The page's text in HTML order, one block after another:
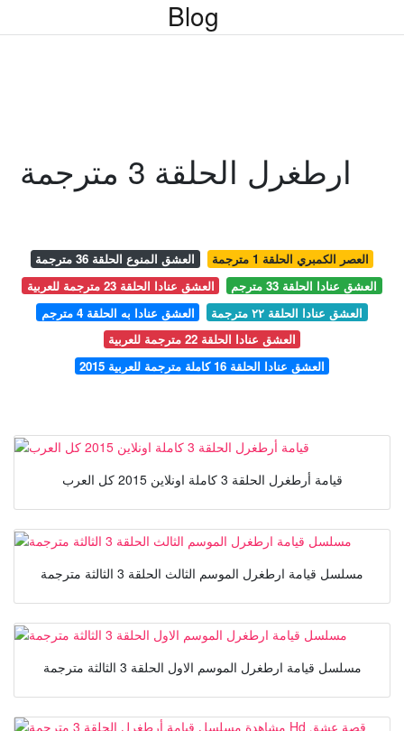
Blog
ارطغرل الحلقة 3 مترجمة
العشق المنوع الحلقة 36 مترجمة
العصر الكمبري الحلقة 1 مترجمة
العشق عنادا الحلقة 23 مترجمة للعربية
العشق عنادا الحلقة 33 مترجم
العشق عنادا به الحلقة 4 مترجم
العشق عنادا الحلقة ٢٢ مترجمة
العشق عنادا الحلقة 22 مترجمة للعربية
العشق عنادا الحلقة 16 كاملة مترجمة للعربية 2015
قيامة أرطغرل الحلقة 3 كاملة اونلاين 2015 كل العرب
مسلسل قيامة ارطغرل الموسم الثالث الحلقة 3 الثالثة مترجمة
مسلسل قيامة ارطغرل الموسم الاول الحلقة 3 الثالثة مترجمة